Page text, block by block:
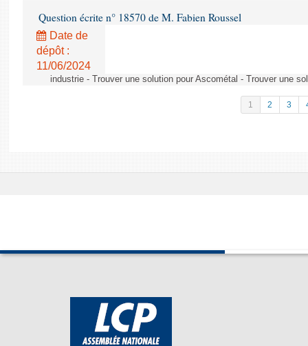
Question écrite n° 18570 de M. Fabien Roussel
Date de
dépôt :
11/06/2024
industrie - Trouver une solution pour Ascométal - Trouver une
1 2 3